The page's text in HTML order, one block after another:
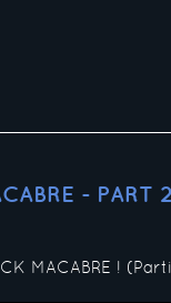
- PART
MACABRE !